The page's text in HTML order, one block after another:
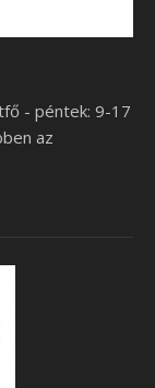
- péntek: 9-17
az